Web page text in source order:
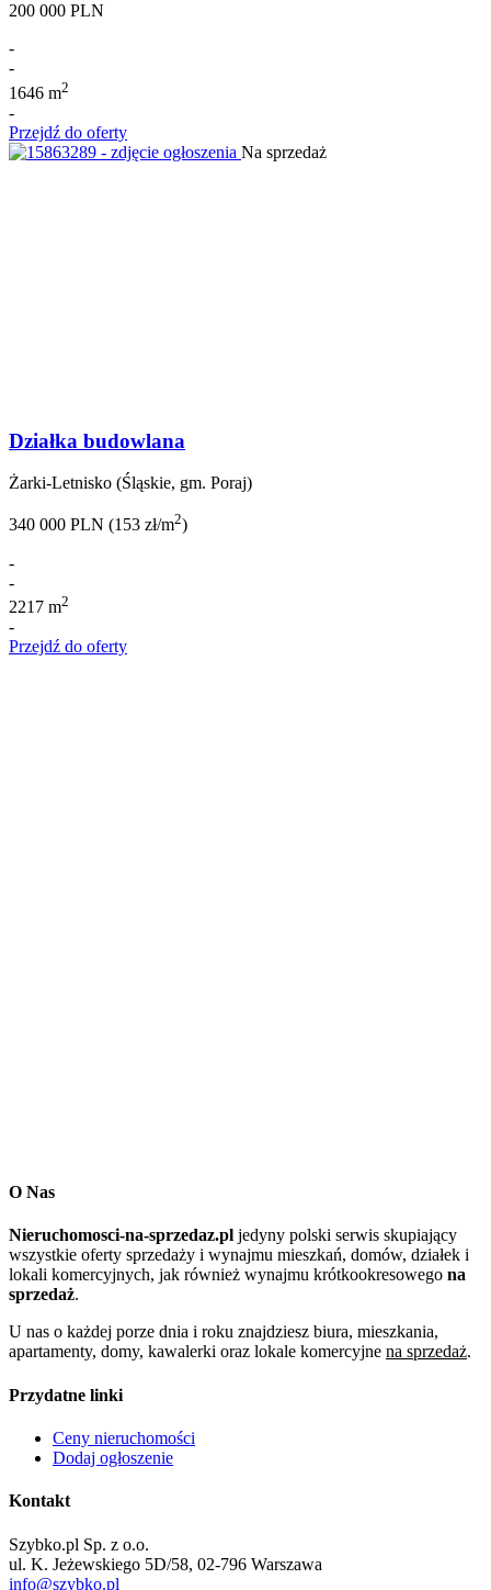
200 000 PLN
-
-
1646 m2
-
Przejdź do oferty
Na sprzedaż
Działka budowlana
Żarki-Letnisko (Śląskie, gm. Poraj)
340 000 PLN (153 zł/m2)
-
-
2217 m2
-
Przejdź do oferty
O Nas
Nieruchomosci-na-sprzedaz.pl jedyny polski serwis skupiający
wszystkie oferty sprzedaży i wynajmu mieszkań, domów, działek i
lokali komercyjnych, jak również wynajmu krótkookresowego na
sprzedaż.
U nas o każdej porze dnia i roku znajdziesz biura, mieszkania,
apartamenty, domy, kawalerki oraz lokale komercyjne na sprzedaż.
Przydatne linki
Ceny nieruchomości
Dodaj ogłoszenie
Kontakt
Szybko.pl Sp. z o.o.
ul. K. Jeżewskiego 5D/58, 02-796 Warszawa
info@szybko.pl